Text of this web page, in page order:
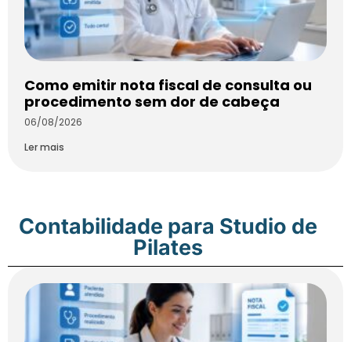
Como emitir nota fiscal de consulta ou
procedimento sem dor de cabeça
06/08/2026
Ler mais
Contabilidade para Studio de
Pilates